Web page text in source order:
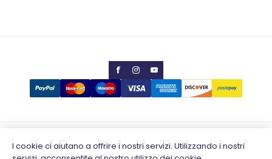
Copyright © 2026 Calabria Luana
I cookie ci aiutano a offrire i nostri servizi. Utilizzando i nostri